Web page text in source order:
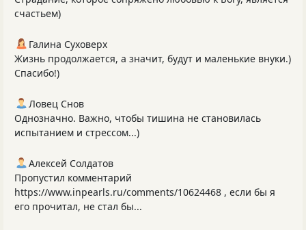
счастьем)
Галина Суховерх
Жизнь продолжается, а значит, будут и маленькие внуки.)
Спасибо!)
Ловец Снов
Однозначно. Важно, чтобы тишина не становилась
испытанием и стрессом...)
Алексей Солдатов
Пропустил комментарий
https://www.inpearls.ru/comments/10624468 , если бы я
его прочитал, не стал бы...